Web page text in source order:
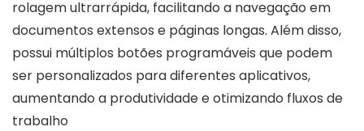
rolagem ultrarrápida, facilitando a navegação em
documentos extensos e páginas longas. Além disso,
possui múltiplos botões programáveis que podem
ser personalizados para diferentes aplicativos,
aumentando a produtividade e otimizando fluxos de
trabalho